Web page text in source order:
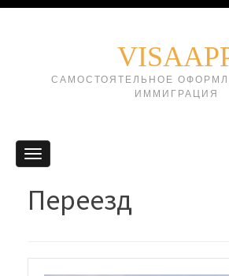
САМОСТОЯТЕЛЬНОЕ
ИММИГРАЦИЯ
Переезд